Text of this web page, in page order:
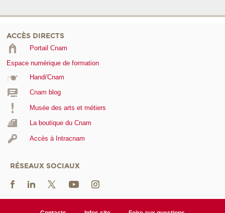
ACCÈS DIRECTS
Portail Cnam
Espace numérique de formation
Handi'Cnam
Cnam blog
Musée des arts et métiers
La boutique du Cnam
Accès à Intracnam
RÉSEAUX SOCIAUX